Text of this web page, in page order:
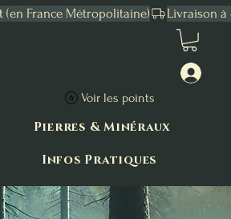
Pierres & Minéraux
Infos Pratiques
Voir les points